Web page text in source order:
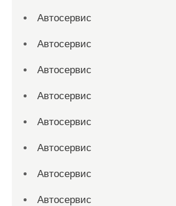
Автосервис
Автосервис
Автосервис
Автосервис
Автосервис
Автосервис
Автосервис
Автосервис